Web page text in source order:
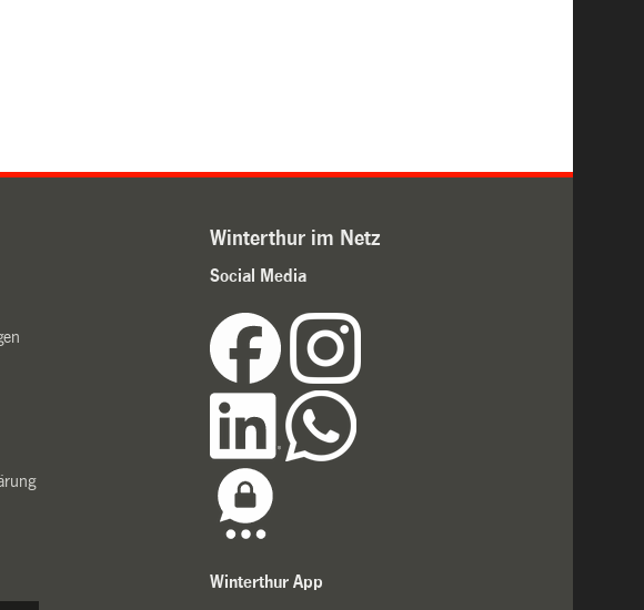
Winterthur im Netz
Social Media
Winterthur App